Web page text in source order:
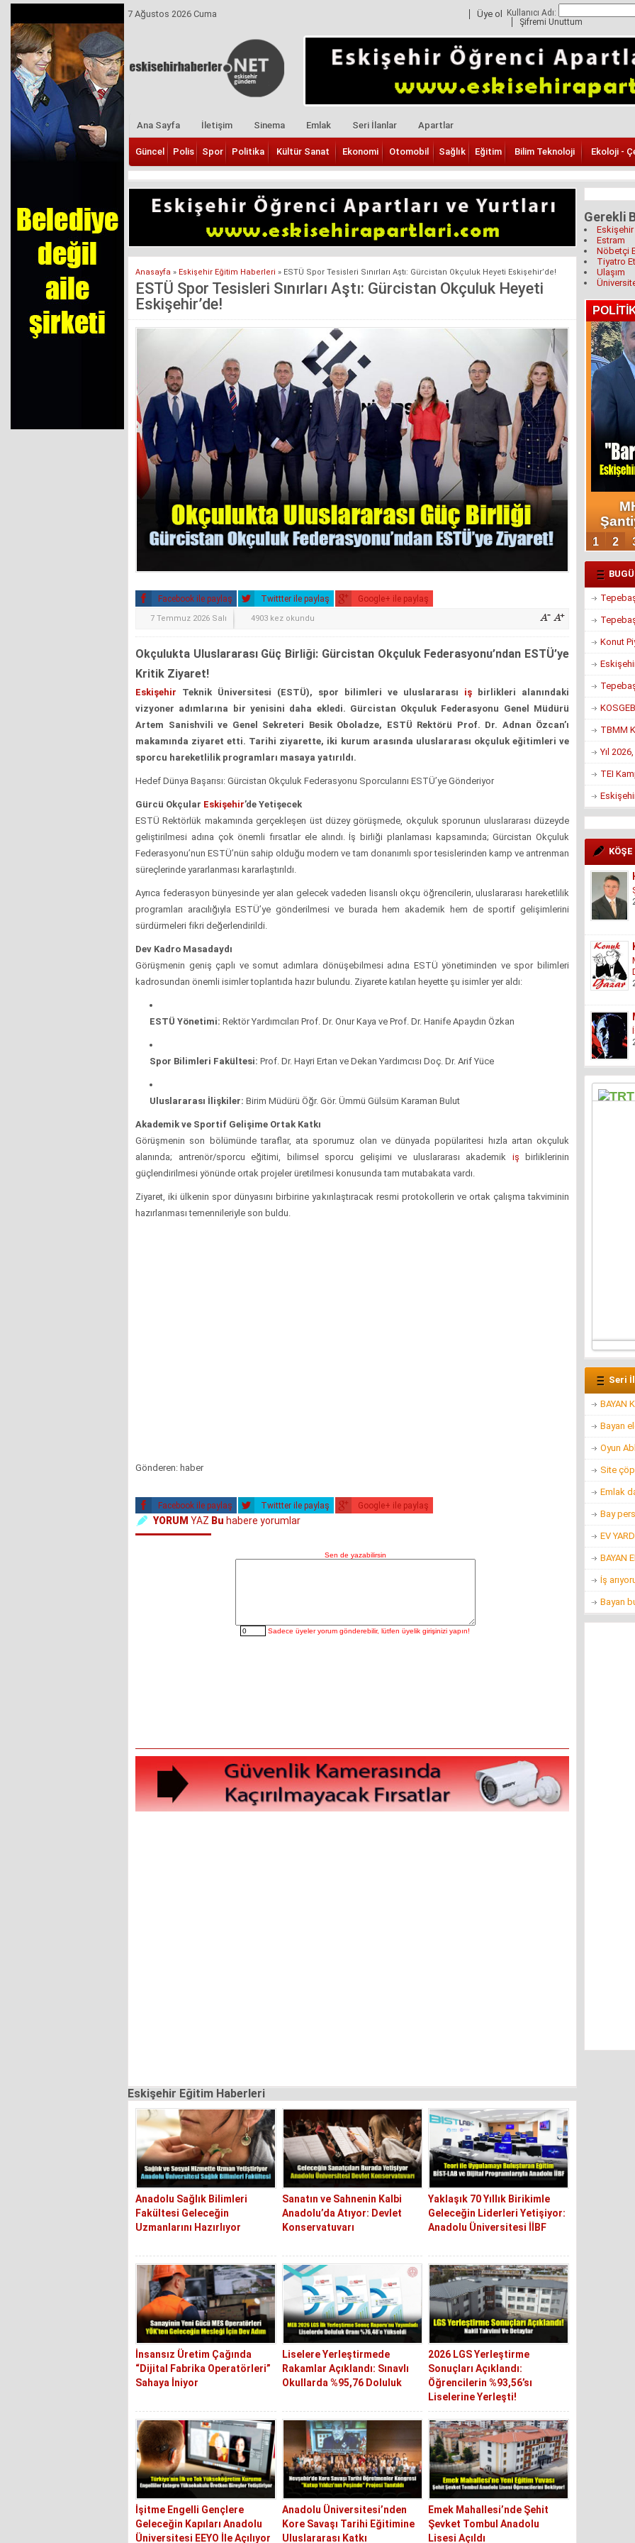
7 Ağustos 2026 Cuma Üye ol Kullanıcı Adı:
Şifremi Unuttum
Ana Sayfa İletişim Sinema Emlak Seri İlanlar Apartlar
Güncel Polis Spor Politika Kültür Sanat Ekonomi Otomobil Sağlık Eğitim Bilim Teknoloji Ekoloji -
Anasayfa » Eskişehir Eğitim Haberleri » ESTÜ Spor Tesisleri Sınırları Aştı: Gürcistan Okçuluk Heyeti Eskişehir’de!
ESTÜ Spor Tesisleri Sınırları Aştı: Gürcistan Okçuluk Heyeti
Eskişehir’de!
Facebook ile paylaş Twittter ile paylaş Google+ ile paylaş
7 Temmuz 2026 Salı 4903 kez okundu
Okçulukta Uluslararası Güç Birliği: Gürcistan Okçuluk Federasyonu’ndan ESTÜ’ye
Kritik Ziyaret!
Eskişehir Teknik Üniversitesi (ESTÜ), spor bilimleri ve uluslararası iş birlikleri alanındaki
vizyoner adımlarına bir yenisini daha ekledi. Gürcistan Okçuluk Federasyonu Genel Müdürü
Artem Sanishvili ve Genel Sekreteri Besik Oboladze, ESTÜ Rektörü Prof. Dr. Adnan Özcan’ı
makamında ziyaret etti. Tarihi ziyarette, iki kurum arasında uluslararası okçuluk eğitimleri ve
sporcu hareketlilik programları masaya yatırıldı.
Hedef Dünya Başarısı: Gürcistan Okçuluk Federasyonu Sporcularını ESTÜ’ye Gönderiyor
Gürcü Okçular Eskişehir’de Yetişecek
ESTÜ Rektörlük makamında gerçekleşen üst düzey görüşmede, okçuluk sporunun uluslararası düzeyde
geliştirilmesi adına çok önemli fırsatlar ele alındı. İş birliği planlaması kapsamında; Gürcistan Okçuluk
Federasyonu’nun ESTÜ’nün sahip olduğu modern ve tam donanımlı spor tesislerinden kamp ve antrenman
süreçlerinde yararlanması kararlaştırıldı.
Ayrıca federasyon bünyesinde yer alan gelecek vadeden lisanslı okçu öğrencilerin, uluslararası hareketlilik
programları aracılığıyla ESTÜ’ye gönderilmesi ve burada hem akademik hem de sportif gelişimlerini
sürdürmeleri fikri değerlendirildi.
Dev Kadro Masadaydı
Görüşmenin geniş çaplı ve somut adımlara dönüşebilmesi adına ESTÜ yönetiminden ve spor bilimleri
kadrosundan önemli isimler toplantıda hazır bulundu. Ziyarete katılan heyette şu isimler yer aldı:
ESTÜ Yönetimi: Rektör Yardımcıları Prof. Dr. Onur Kaya ve Prof. Dr. Hanife Apaydın Özkan
Spor Bilimleri Fakültesi: Prof. Dr. Hayri Ertan ve Dekan Yardımcısı Doç. Dr. Arif Yüce
Uluslararası İlişkiler: Birim Müdürü Öğr. Gör. Ümmü Gülsüm Karaman Bulut
Akademik ve Sportif Gelişime Ortak Katkı
Görüşmenin son bölümünde taraflar, ata sporumuz olan ve dünyada popülaritesi hızla artan okçuluk
alanında; antrenör/sporcu eğitimi, bilimsel sporcu gelişimi ve uluslararası akademik iş birliklerinin
güçlendirilmesi yönünde ortak projeler üretilmesi konusunda tam mutabakata vardı.
Ziyaret, iki ülkenin spor dünyasını birbirine yakınlaştıracak resmi protokollerin ve ortak çalışma takviminin
hazırlanması temennileriyle son buldu.
Gönderen: haber
Facebook ile paylaş Twittter ile paylaş Google+ ile paylaş
YORUM YAZ Bu habere yorumlar
Eskişehir Eğitim Haberleri
Anadolu Sağlık Bilimleri
Fakültesi Geleceğin
Uzmanlarını Hazırlıyor
Sanatın ve Sahnenin Kalbi
Anadolu’da Atıyor: Devlet
Konservatuvarı
Yaklaşık 70 Yıllık Birikimle
Geleceğin Liderleri Yetişiyor:
Anadolu Üniversitesi İİBF
İnsansız Üretim Çağında
“Dijital Fabrika Operatörleri”
Sahaya İniyor
Liselere Yerleştirmede
Rakamlar Açıklandı: Sınavlı
Okullarda %95,76 Doluluk
2026 LGS Yerleştirme
Sonuçları Açıklandı:
Öğrencilerin %93,56’sı
Liselerine Yerleşti!
İşitme Engelli Gençlere
Geleceğin Kapıları Anadolu
Üniversitesi EEYO İle Açılıyor
Anadolu Üniversitesi’nden
Kore Savaşı Tarihi Eğitimine
Uluslararası Katkı
Emek Mahallesi’nde Şehit
Şevket Tombul Anadolu
Lisesi Açıldı
Gerekli
Estram
Nöbetçi
Tiyatro
Ulaşım
Konut
TBMM
Yıl
TEI
Seri
BAYAN
Bayan
Oyun
Site
Emlak
Bay
EV
BAYAN
İş
Bayan